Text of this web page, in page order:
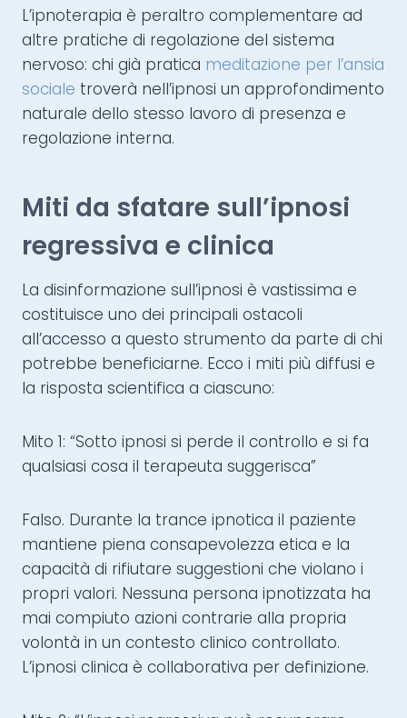
L’ipnoterapia è peraltro complementare ad
altre pratiche di regolazione del sistema
nervoso: chi già pratica meditazione per l’ansia
sociale troverà nell’ipnosi un approfondimento
naturale dello stesso lavoro di presenza e
regolazione interna.
Miti da sfatare sull’ipnosi
regressiva e clinica
La disinformazione sull’ipnosi è vastissima e
costituisce uno dei principali ostacoli
all’accesso a questo strumento da parte di chi
potrebbe beneficiarne. Ecco i miti più diffusi e
la risposta scientifica a ciascuno:
Mito 1: “Sotto ipnosi si perde il controllo e si fa
qualsiasi cosa il terapeuta suggerisca”
Falso. Durante la trance ipnotica il paziente
mantiene piena consapevolezza etica e la
capacità di rifiutare suggestioni che violano i
propri valori. Nessuna persona ipnotizzata ha
mai compiuto azioni contrarie alla propria
volontà in un contesto clinico controllato.
L’ipnosi clinica è collaborativa per definizione.